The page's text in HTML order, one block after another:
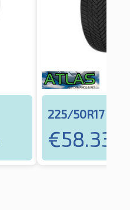
225/50R17 98W
€58.33